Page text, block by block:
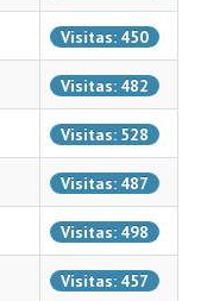
Visitas: 450
Visitas: 482
Visitas: 528
Visitas: 487
Visitas: 498
Visitas: 457